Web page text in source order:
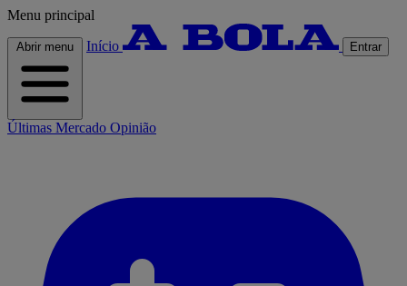
Menu principal
Abrir menu Início Entrar
Últimas Mercado Opinião